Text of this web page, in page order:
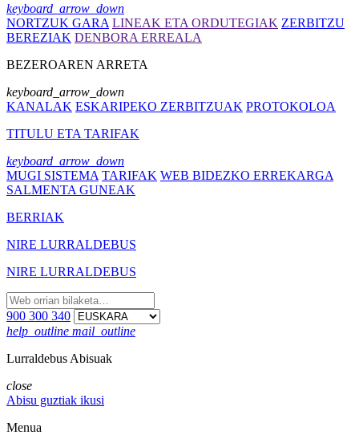
keyboard_arrow_down
NORTZUK GARA LINEAK ETA ORDUTEGIAK ZERBITZU
BEREZIAK DENBORA ERREALA
BEZEROAREN ARRETA
keyboard_arrow_down
KANALAK ESKARIPEKO ZERBITZUAK PROTOKOLOA
TITULU ETA TARIFAK
keyboard_arrow_down
MUGI SISTEMA TARIFAK WEB BIDEZKO ERREKARGA
SALMENTA GUNEAK
BERRIAK
NIRE LURRALDEBUS
NIRE LURRALDEBUS
900 300 340
help_outline mail_outline
Lurraldebus Abisuak
close
Abisu guztiak ikusi
Menua